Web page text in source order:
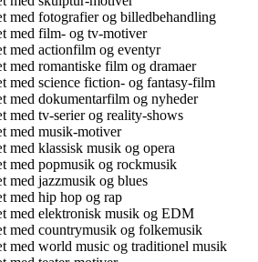
med fotografier og billedbehandling
med film- og tv-motiver
med actionfilm og eventyr
med romantiske film og dramaer
med science fiction- og fantasy-film
med dokumentarfilm og nyheder
med tv-serier og reality-shows
med musik-motiver
med klassisk musik og opera
med popmusik og rockmusik
med jazzmusik og blues
med hip hop og rap
med elektronisk musik og EDM
med countrymusik og folkemusik
med world music og traditionel musik